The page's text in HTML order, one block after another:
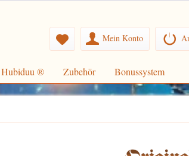
Mein Konto
Hubiduu ® Zubehör Bonussystem